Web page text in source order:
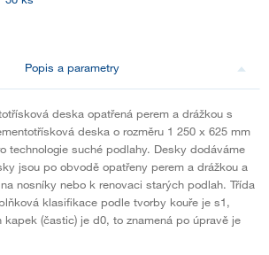
Popis a parametry
deska opatřená perem a drážkou s
deska o rozměru 1 250 x 625 mm
technologie suché podlahy. Desky dodáváme
jsou po obvodě opatřeny perem a drážkou a
nosníky nebo k renovaci starých podlah. Třída
klasifikace podle tvorby kouře je s1,
kapek (častic) je d0, to znamená po úpravě je